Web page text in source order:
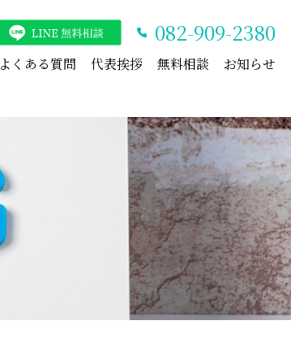
082-909-2380
よくある質問 代表挨拶 無料相談 お知らせ